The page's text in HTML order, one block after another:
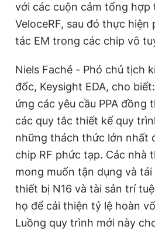
với các cuộn cảm tổng hợp
VeloceRF, sau đó thực
tác EM trong các chip vô
Niels Faché - Phó chủ tịch
đốc, Keysight EDA, cho
ứng các yêu cầu PPA đồng
các quy tắc thiết kế quy
những thách thức lớn nhất
chip RF phức tạp. Các nhà
mong muốn tận dụng và
thiết bị N16 và tài sản trí
họ để cải thiện tỷ lệ hoàn
Luồng quy trình mới này